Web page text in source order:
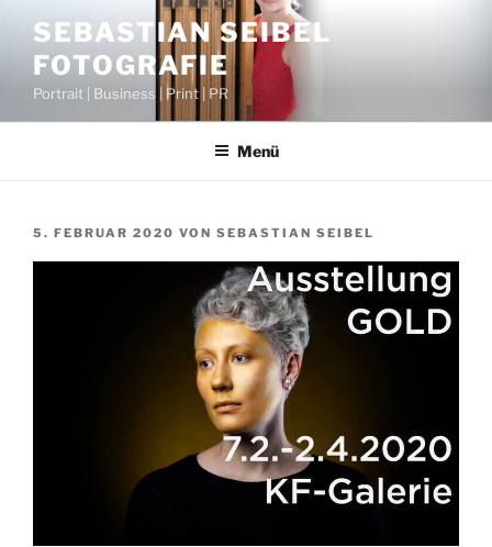
Inhalt
springen
SEBASTIAN SEIBEL
FOTOGRAFIE
Portrait | Business | Print | PR
Menü
VERÖFFENTLICHT
5. FEBRUAR 2020 VON SEBASTIAN SEIBEL